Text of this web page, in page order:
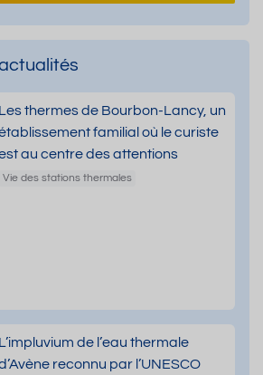
Les thermes de Bourbon-Lancy, un
familial où le curiste
au centre des attentions
Vie des stations thermales
L’impluvium de l’eau thermale
reconnu par l’UNESCO